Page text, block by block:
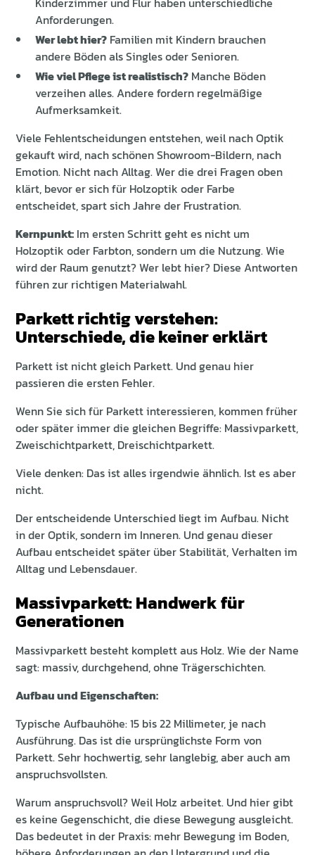
Anforderungen.
Wer lebt hier? Familien mit Kindern brauchen
andere Böden als Singles oder Senioren.
Wie viel Pflege ist realistisch? Manche Böden
verzeihen alles. Andere fordern regelmäßige
Aufmerksamkeit.
Viele Fehlentscheidungen entstehen, weil nach Optik
gekauft wird, nach schönen Showroom-Bildern, nach
Emotion. Nicht nach Alltag. Wer die drei Fragen oben
klärt, bevor er sich für Holzoptik oder Farbe
entscheidet, spart sich Jahre der Frustration.
Kernpunkt: Im ersten Schritt geht es nicht um
Holzoptik oder Farbton, sondern um die Nutzung. Wie
wird der Raum genutzt? Wer lebt hier? Diese Antworten
führen zur richtigen Materialwahl.
Parkett richtig verstehen:
Unterschiede, die keiner erklärt
Parkett ist nicht gleich Parkett. Und genau hier
passieren die ersten Fehler.
Wenn Sie sich für Parkett interessieren, kommen früher
oder später immer die gleichen Begriffe: Massivparkett,
Zweischichtparkett, Dreischichtparkett.
Viele denken: Das ist alles irgendwie ähnlich. Ist es aber
nicht.
Der entscheidende Unterschied liegt im Aufbau. Nicht
in der Optik, sondern im Inneren. Und genau dieser
Aufbau entscheidet später über Stabilität, Verhalten im
Alltag und Lebensdauer.
Massivparkett: Handwerk für
Generationen
Massivparkett besteht komplett aus Holz. Wie der Name
sagt: massiv, durchgehend, ohne Trägerschichten.
Aufbau und Eigenschaften:
Typische Aufbauhöhe: 15 bis 22 Millimeter, je nach
Ausführung. Das ist die ursprünglichste Form von
Parkett. Sehr hochwertig, sehr langlebig, aber auch am
anspruchsvollsten.
Warum anspruchsvoll? Weil Holz arbeitet. Und hier gibt
es keine Gegenschicht, die diese Bewegung ausgleicht.
Das bedeutet in der Praxis: mehr Bewegung im Boden,